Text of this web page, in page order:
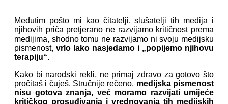
Međutim pošto mi kao čitatelji, slušatelji tih medija i
njihovih priča pretjerano ne razvijamo kritičnost prema
medijima, shodno tomu ne razvijamo ni svoju medijsku
pismenost, vrlo lako nasjedamo i „popijemo njihovu
terapiju“.
Kako bi narodski rekli, ne primaj zdravo za gotovo što
pročitaš i čuješ. Stručnije rečeno, medijska pismenost
nisu gotova znanja, već moramo razvijati umijeće
kritičkog prosuđivanja i vrednovanja tih medijskih